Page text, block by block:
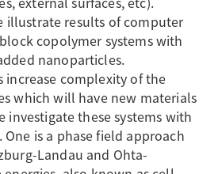
illustrate results of computer
copolymer systems with
nanoparticles.
increase complexity of the
which will have new materials
investigate these systems with
is a phase field approach
Landau and Ohta-